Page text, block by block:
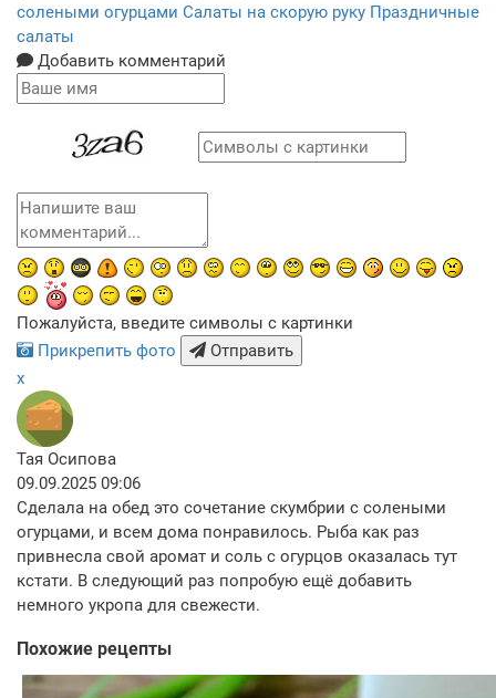
солеными огурцами Салаты на скорую руку Праздничные
салаты
Добавить комментарий
Пожалуйста, введите символы с картинки
Прикрепить фото
Отправить
x
Тая Осипова
09.09.2025 09:06
Сделала на обед это сочетание скумбрии с солеными
огурцами, и всем дома понравилось. Рыба как раз
привнесла свой аромат и соль с огурцов оказалась тут
кстати. В следующий раз попробую ещё добавить
немного укропа для свежести.
Похожие рецепты